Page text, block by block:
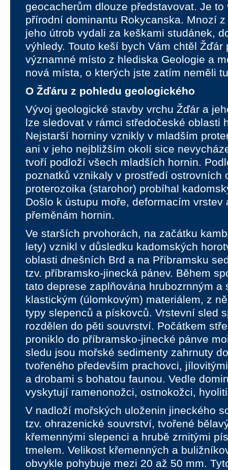
geocacherům dlouze představovat. Je
přírodní dominantu Rokycanska. Mnozí
jeho útrob vydali za keškami studánek,
výhledy. Touto keší bych Vám chtěl Žďár
významné místo z hlediska Geologie a
nová místa, o kterých jste zatím neměli
O Žďáru z pohledu geologického
Vývoj geologické stavby vrchu Žďár a
lze sledovat v rámci středočeské oblasti
Nejstarší horniny vznikly v mladším
ani v jeho nejbližším okolí sice
tvoří podloží všech mladších hornin.
poznatků vznikaly v prostředí ostrovních
proterozoika (starohor) probíhal
Došlo k ústupu moře, deformacím vrstev
přeměnám hornin.
Ve starších prvohorách, na začátku
lety) vznikl v důsledku kadomských
oblasti dnešních Brd a na Příbramsku
tzv. příbramsko-jinecká pánev. Během
tato deprese zaplňována hrubozrnným a
klastickým (úlomkovým) materiálem, z
typy slepenců a pískovců. Vrstevní sled
rozdělen do pěti souvrství. Počátkem
proniklo do příbramsko-jinecké pánve
sledu jsou mořské sedimenty zahrnuty
tvořeného především prachovci,
a drobami s bohatou faunou. Vedle
vyskytují ramenonožci, ostnokožci,
V nadloží mořských uloženin jineckého
tzv. ohrazenické souvrství, tvořené
křemennými slepenci a hrubě zrnitými
tmelem. Velikost křemenných a
obvykle pohybuje mezi 20 až 50 mm.